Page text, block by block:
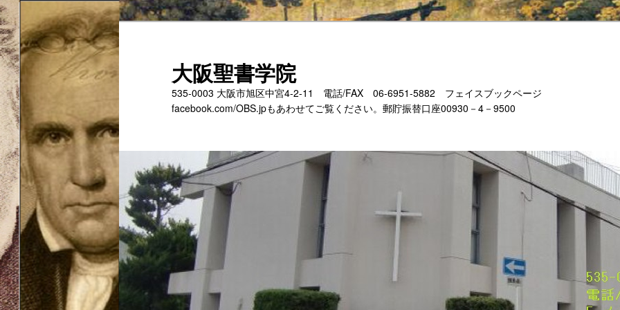
メ
イ
ン
コ
ン
テ
ン
ツ
へ
移
動
サ
ブ
コ
ン
テ
ン
ツ
へ
移
動
大阪聖書学院
535-0003 大阪市旭区中宮4-2-11 電話/FAX 06-6951-5882 フェイスブックページ
facebook.com/OBS.jpもあわせてご覧ください。郵貯振替口座00930－4－9500